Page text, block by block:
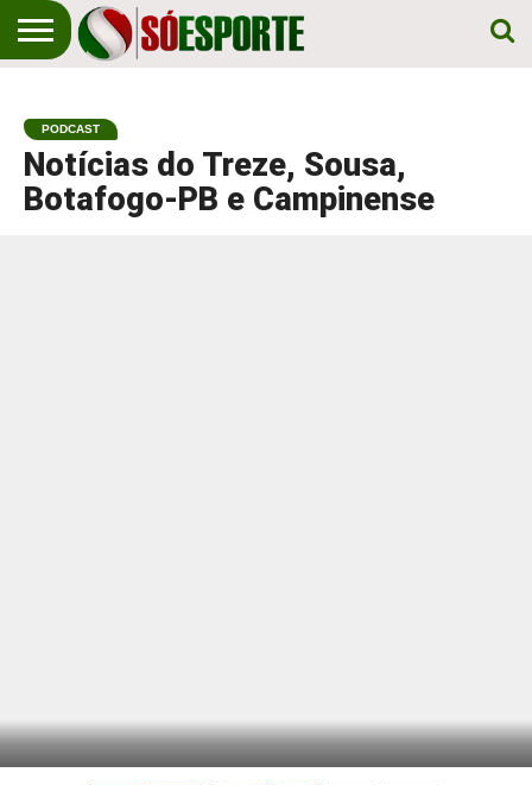
EM
PRIMEIRO
LUGAR!
ESPORTE
PODCAST
Notícias do Treze, Sousa,
Botafogo-PB e Campinense